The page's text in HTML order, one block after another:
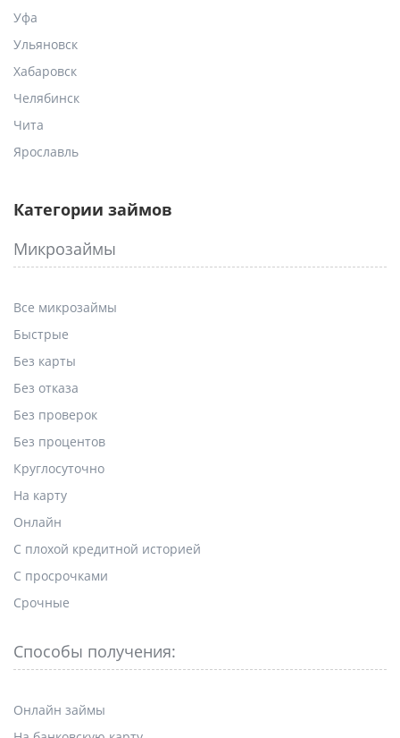
Уфа
Ульяновск
Хабаровск
Челябинск
Чита
Ярославль
Категории займов
Микрозаймы
Все микрозаймы
Быстрые
Без карты
Без отказа
Без проверок
Без процентов
Круглосуточно
На карту
Онлайн
С плохой кредитной историей
С просрочками
Срочные
Способы получения:
Онлайн займы